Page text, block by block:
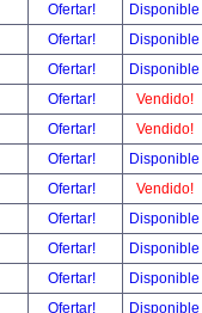
Ofertar!
Disponible
Ofertar!
Disponible
Ofertar!
Disponible
Ofertar!
Vendido!
Ofertar!
Vendido!
Ofertar!
Disponible
Ofertar!
Vendido!
Ofertar!
Disponible
Ofertar!
Disponible
Ofertar!
Disponible
Ofertar!
Disponible